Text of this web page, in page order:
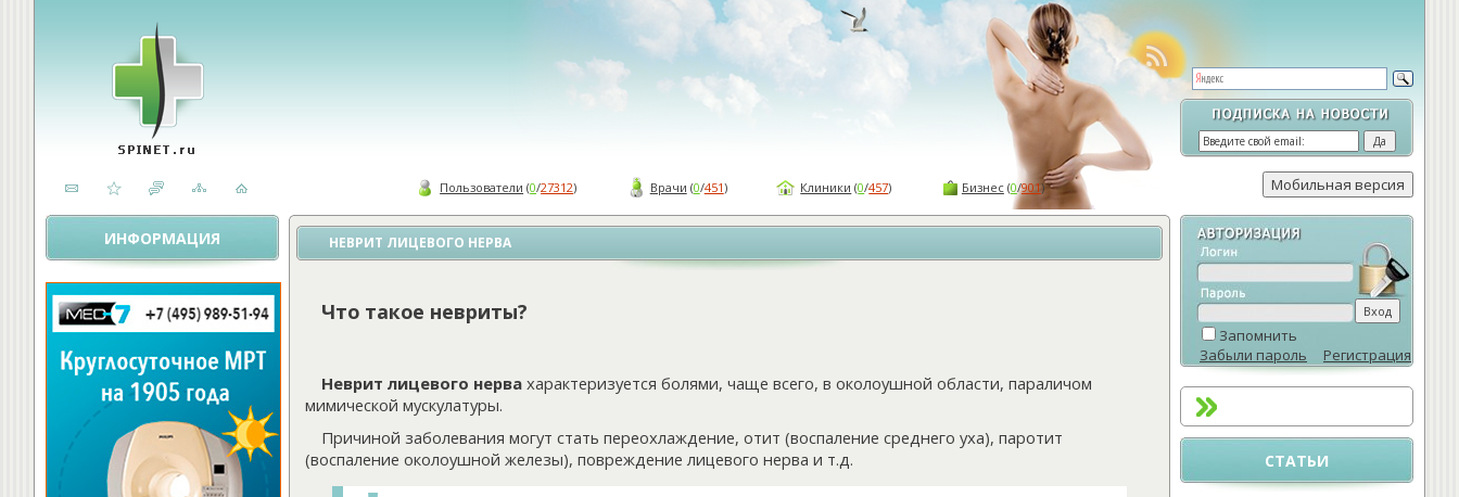
Пользователи (0/27312) Врачи (0/451) Клиники (0/457) Бизнес(0/901)
ИНФОРМАЦИЯ
Запомнить
Забыли пароль
Регистрация
СТАТЬИ
НЕВРИТ ЛИЦЕВОГО НЕРВА
Что такое невриты?
Неврит лицевого нерва характеризуется болями, чаще всего, в околоушной области, параличом
мимической мускулатуры.
Причиной заболевания могут стать переохлаждение, отит (воспаление среднего уха), паротит
(воспаление околоушной железы), повреждение лицевого нерва и т.д.